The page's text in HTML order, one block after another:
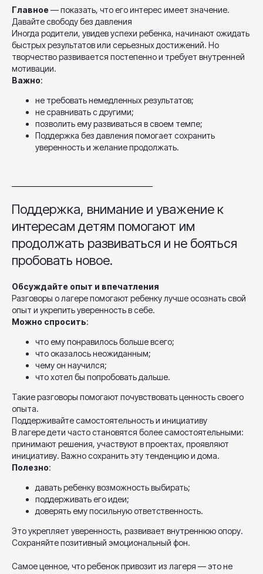
Главное — показать, что его интерес имеет значение.
Давайте свободу без давления
Иногда родители, увидев успехи ребенка, начинают ожидать
быстрых результатов или серьезных достижений. Но
творчество развивается постепенно и требует внутренней
мотивации.
Важно:
не требовать немедленных результатов;
не сравнивать с другими;
позволить ему развиваться в своем темпе;
Поддержка без давления помогает сохранить
уверенность и желание продолжать.
Поддержка, внимание и уважение к
интересам детям помогают им
продолжать развиваться и не бояться
пробовать новое.
Обсуждайте опыт и впечатления
Разговоры о лагере помогают ребенку лучше осознать свой
опыт и укрепить уверенность в себе.
Можно спросить:
что ему понравилось больше всего;
что оказалось неожиданным;
чему он научился;
что хотел бы попробовать дальше.
Такие разговоры помогают почувствовать ценность своего
опыта.
Поддерживайте самостоятельность и инициативу
В лагере дети часто становятся более самостоятельными:
принимают решения, участвуют в проектах, проявляют
инициативу. Важно сохранить эту тенденцию и дома.
Полезно:
давать ребенку возможность выбирать;
поддерживать его идеи;
доверять ему посильную ответственность.
Это укрепляет уверенность, развивает внутреннюю опору.
Сохраняйте позитивный эмоциональный фон.
Самое ценное, что ребенок привозит из лагеря — это не